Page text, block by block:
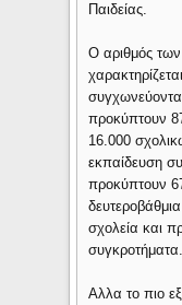
Παιδείας.
Ο αριθμός
προκύπτουν
16.000
εκπαίδευση
προκύπτουν
σχολεία και
συγκροτήματα.
Αλλα το πιο